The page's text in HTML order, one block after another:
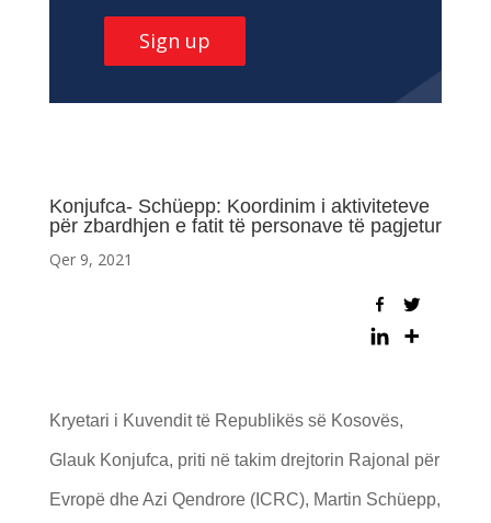
Sign up
Konjufca- Schüepp: Koordinim i aktiviteteve
për zbardhjen e fatit të personave të pagjetur​
Qer 9, 2021
Kryetari i Kuvendit të Republikës së Kosovës,
Glauk Konjufca, priti në takim drejtorin Rajonal për
Evropë dhe Azi Qendrore (ICRC), Martin Schüepp,